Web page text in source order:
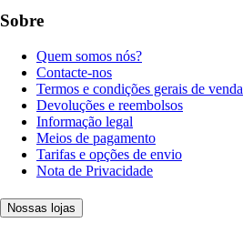
Sobre
Quem somos nós?
Contacte-nos
Termos e condições gerais de venda
Devoluções e reembolsos
Informação legal
Meios de pagamento
Tarifas e opções de envio
Nota de Privacidade
Nossas lojas